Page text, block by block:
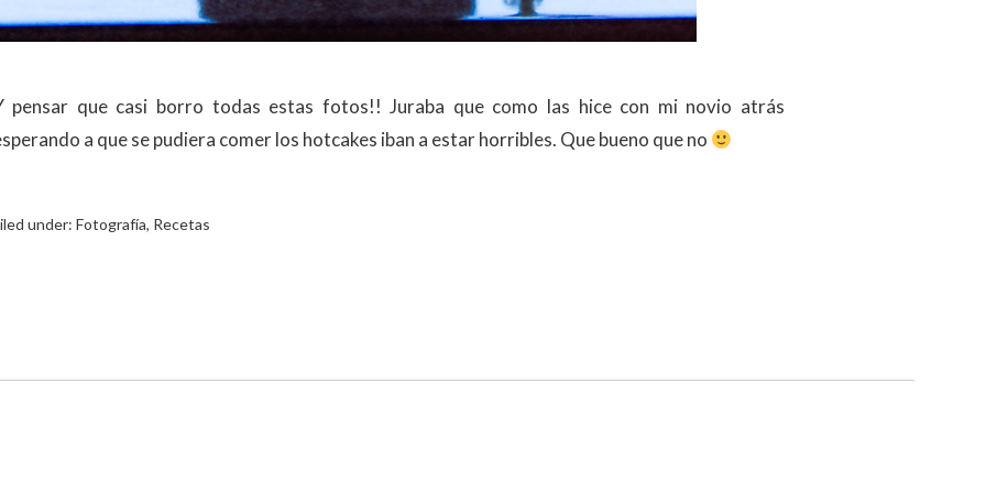
pensar que casi borro todas estas fotos!! Juraba que como las hice con mi novio atrás
a que se pudiera comer los hotcakes iban a estar horribles. Que bueno que no
under: Fotografía, Recetas